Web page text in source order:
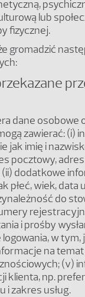
lub
fizycznej.
gromadzić
dane osobowe
zawierać: (i)
jak imię i
pocztowy,
dodatkowe
płeć, wiek, data
do
i prośby
w tym,
na
(v)
klienta, np.
i zakres usług.